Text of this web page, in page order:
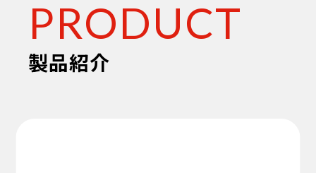
PRODUCT
製品紹介